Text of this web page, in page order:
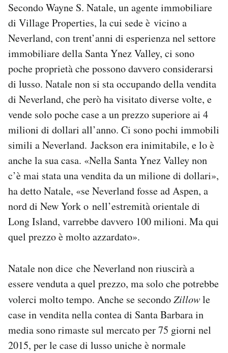
Secondo Wayne S. Natale, un agente immobiliare
di Village Properties, la cui sede è vicino a
Neverland, con trent’anni di esperienza nel settore
immobiliare della Santa Ynez Valley, ci sono
poche proprietà che possono davvero considerarsi
di lusso. Natale non si sta occupando della vendita
di Neverland, che però ha visitato diverse volte, e
vende solo poche case a un prezzo superiore ai 4
milioni di dollari all’anno. Ci sono pochi immobili
simili a Neverland. Jackson era inimitabile, e lo è
anche la sua casa. «Nella Santa Ynez Valley non
c’è mai stata una vendita da un milione di dollari»,
ha detto Natale, «se Neverland fosse ad Aspen, a
nord di New York o nell’estremità orientale di
Long Island, varrebbe davvero 100 milioni. Ma qui
quel prezzo è molto azzardato».
Natale non dice che Neverland non riuscirà a
essere venduta a quel prezzo, ma solo che potrebbe
volerci molto tempo. Anche se secondoZillowle
case in vendita nella contea di Santa Barbara in
media sono rimaste sul mercato per 75 giorni nel
2015, per le case di lusso uniche è normale